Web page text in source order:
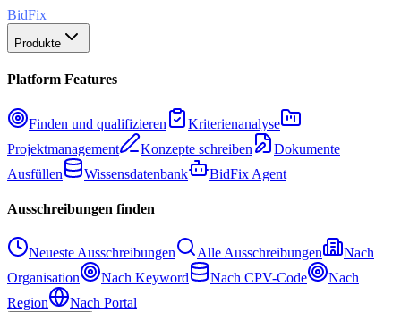
BidFix
Produkte
Platform Features
Finden und qualifizieren
Kriterienanalyse
Projektmanagement
Konzepte schreiben
Dokumente
Ausfüllen
Wissensdatenbank BidFix Agent
Ausschreibungen finden
Neueste Ausschreibungen Alle Ausschreibungen
Nach
Organisation
Nach Keyword Nach CPV-Code
Nach
Region
Nach Portal